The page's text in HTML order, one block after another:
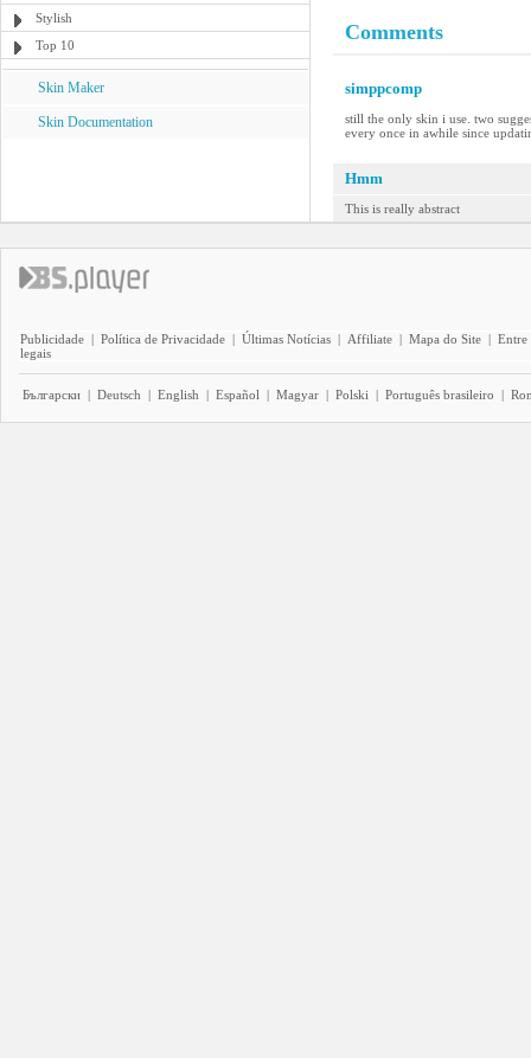
Stylish
Top 10
Skin Maker
Skin Documentation
Comments
simppcomp
still the only skin i use. two
every once in awhile since
Hmm
This is really abstract
Publicidade | Política de Privacidade | Últimas Notícias | Affiliate | Mapa do Site | Entre
legais
Български | Deutsch | English | Español | Magyar | Polski | Português brasileiro |